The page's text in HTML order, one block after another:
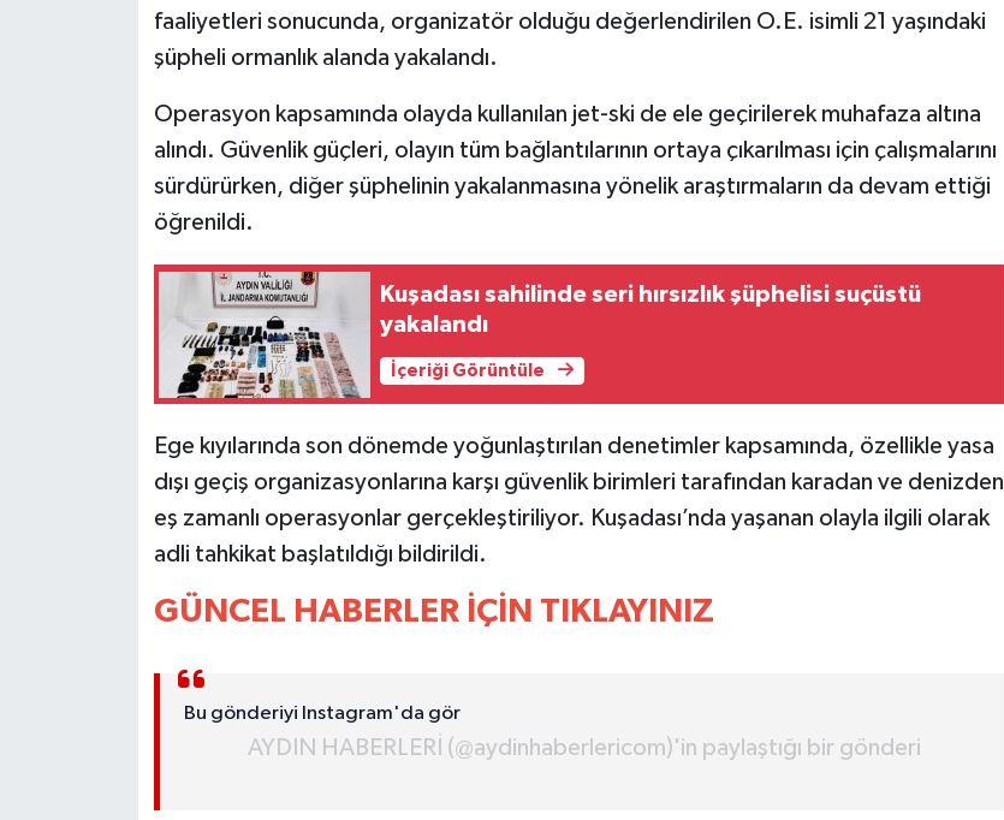
faaliyetleri sonucunda, organizatör olduğu değerlendirilen O.E. isimli 21 yaşındaki
şüpheli ormanlık alanda yakalandı.
Operasyon kapsamında olayda kullanılan jet-ski de ele geçirilerek muhafaza altına
alındı. Güvenlik güçleri, olayın tüm bağlantılarının ortaya çıkarılması için çalışmalarını
sürdürürken, diğer şüphelinin yakalanmasına yönelik araştırmaların da devam ettiği
öğrenildi.
Kuşadası sahilinde seri hırsızlık şüphelisi suçüstü
yakalandı
İçeriği Görüntüle
Ege kıyılarında son dönemde yoğunlaştırılan denetimler kapsamında, özellikle yasa
dışı geçiş organizasyonlarına karşı güvenlik birimleri tarafından karadan ve denizden
eş zamanlı operasyonlar gerçekleştiriliyor. Kuşadası’nda yaşanan olayla ilgili olarak
adli tahkikat başlatıldığı bildirildi.
GÜNCEL HABERLER İÇİN TIKLAYINIZ
Bu gönderiyi Instagram'da gör
AYDIN HABERLERİ (@aydinhaberlericom)'in paylaştığı bir gönderi
AFYONKARAHİSAR